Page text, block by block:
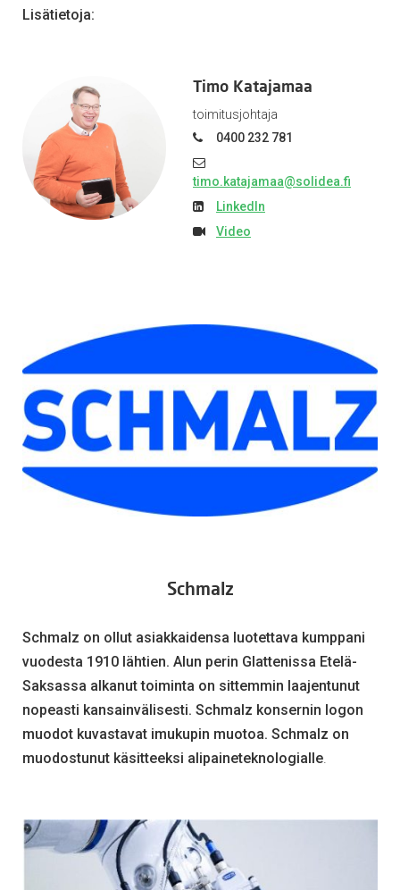
Lisätietoja:
Timo Katajamaa
toimitusjohtaja
0400 232 781
timo.katajamaa@solidea.fi
LinkedIn
Video
Schmalz
Schmalz on ollut asiakkaidensa luotettava kumppani
vuodesta 1910 lähtien. Alun perin Glattenissa Etelä-
Saksassa alkanut toiminta on sittemmin laajentunut
nopeasti kansainvälisesti. Schmalz konsernin logon
muodot kuvastavat imukupin muotoa. Schmalz on
muodostunut käsitteeksi alipaineteknologialle.